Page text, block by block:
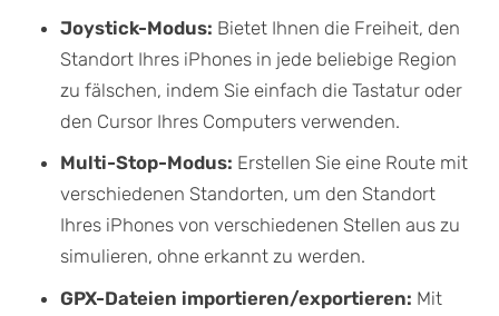
Joystick-Modus: Bietet Ihnen die Freiheit, den
Standort Ihres iPhones in jede beliebige Region
zu fälschen, indem Sie einfach die Tastatur oder
den Cursor Ihres Computers verwenden.
Multi-Stop-Modus: Erstellen Sie eine Route mit
verschiedenen Standorten, um den Standort
Ihres iPhones von verschiedenen Stellen aus zu
simulieren, ohne erkannt zu werden.
GPX-Dateien importieren/exportieren: Mit